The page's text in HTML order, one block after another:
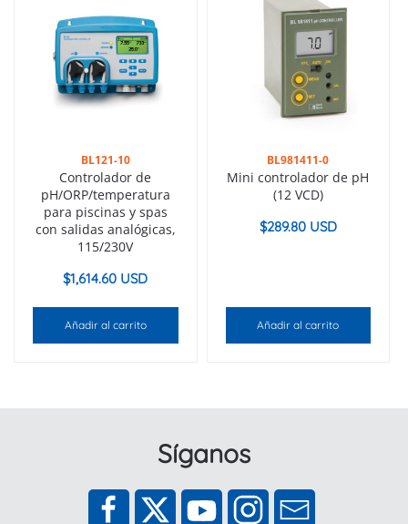
BL121-10
Controlador de
pH/ORP/temperatura
para piscinas y spas
con salidas analógicas,
115/230V
$1,614.60 USD
Añadir al carrito
BL981411-0
Mini controlador de pH
(12 VCD)
$289.80 USD
Añadir al carrito
Síganos